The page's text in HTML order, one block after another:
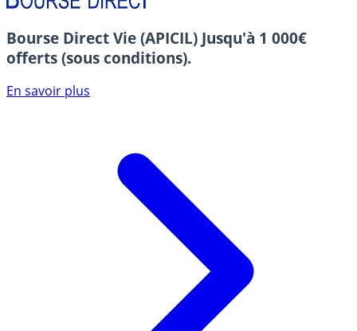
Bourse Direct Vie (APICIL) Jusqu'à 1 000€
offerts (sous conditions).
En savoir plus